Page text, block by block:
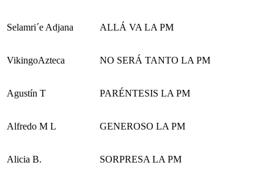
Selamri´e Adjana ALLÁ VA LA PM
VikingoAzteca NO SERÁ TANTO LA PM
Agustín T PARÉNTESIS LA PM
Alfredo M L GENEROSO LA PM
Alicia B. SORPRESA LA PM